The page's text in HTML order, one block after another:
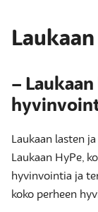
–
Laukaan lasten
Laukaan HyPe,
hyvinvointia ja
koko perheen